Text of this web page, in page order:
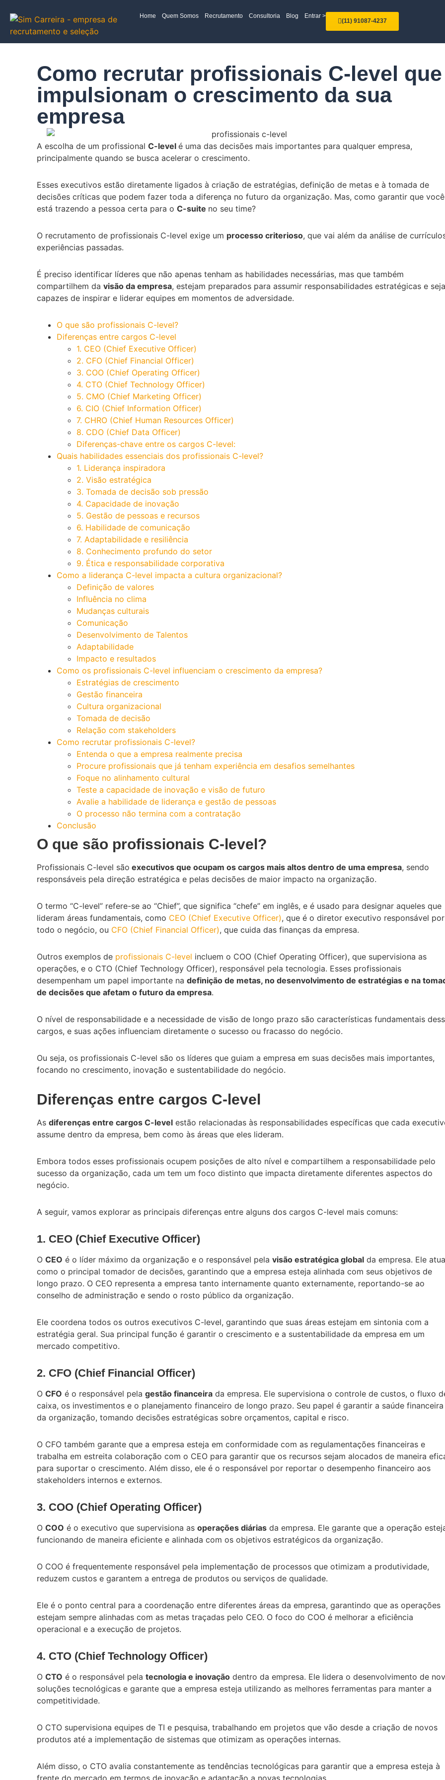
Home Quem Somos Recrutamento Consultoria Blog Entrar >
(11) 91087-4237
Como recrutar profissionais C-level que
impulsionam o crescimento da sua
empresa
A escolha de um profissional C-level é uma das decisões mais importantes para qualquer empresa,
principalmente quando se busca acelerar o crescimento.
Esses executivos estão diretamente ligados à criação de estratégias, definição de metas e à tomada de
decisões críticas que podem fazer toda a diferença no futuro da organização. Mas, como garantir que você
está trazendo a pessoa certa para o C-suite no seu time?
O recrutamento de profissionais C-level exige um processo criterioso, que vai além da análise de
experiências passadas.
É preciso identificar líderes que não apenas tenham as habilidades necessárias, mas que também
compartilhem da visão da empresa, estejam preparados para assumir responsabilidades estratégicas e
capazes de inspirar e liderar equipes em momentos de adversidade.
O que são profissionais C-level?
Diferenças entre cargos C-level
1. CEO (Chief Executive Officer)
2. CFO (Chief Financial Officer)
3. COO (Chief Operating Officer)
4. CTO (Chief Technology Officer)
5. CMO (Chief Marketing Officer)
6. CIO (Chief Information Officer)
7. CHRO (Chief Human Resources Officer)
8. CDO (Chief Data Officer)
Diferenças-chave entre os cargos C-level:
Quais habilidades essenciais dos profissionais C-level?
1. Liderança inspiradora
2. Visão estratégica
3. Tomada de decisão sob pressão
4. Capacidade de inovação
5. Gestão de pessoas e recursos
6. Habilidade de comunicação
7. Adaptabilidade e resiliência
8. Conhecimento profundo do setor
9. Ética e responsabilidade corporativa
Como a liderança C-level impacta a cultura organizacional?
Definição de valores
Influência no clima
Mudanças culturais
Comunicação
Desenvolvimento de Talentos
Adaptabilidade
Impacto e resultados
Como os profissionais C-level influenciam o crescimento da empresa?
Estratégias de crescimento
Gestão financeira
Cultura organizacional
Tomada de decisão
Relação com stakeholders
Como recrutar profissionais C-level?
Entenda o que a empresa realmente precisa
Procure profissionais que já tenham experiência em desafios semelhantes
Foque no alinhamento cultural
Teste a capacidade de inovação e visão de futuro
Avalie a habilidade de liderança e gestão de pessoas
O processo não termina com a contratação
Conclusão
O que são profissionais C-level?
Profissionais C-level são executivos que ocupam os cargos mais altos dentro de uma empresa, sendo
responsáveis pela direção estratégica e pelas decisões de maior impacto na organização.
O termo “C-level” refere-se ao “Chief”, que significa “chefe” em inglês, e é usado para designar aqueles que
lideram áreas fundamentais, como CEO (Chief Executive Officer), que é o diretor executivo responsável por
todo o negócio, ou CFO (Chief Financial Officer), que cuida das finanças da empresa.
Outros exemplos deprofissionais C-level incluem o COO (Chief Operating Officer), que supervisiona as
operações, e o CTO (Chief Technology Officer), responsável pela tecnologia. Esses profissionais
desempenham um papel importante na definição de metas, no desenvolvimento de estratégias e na
de decisões que afetam o futuro da empresa.
O nível de responsabilidade e a necessidade de visão de longo prazo são características fundamentais
cargos, e suas ações influenciam diretamente o sucesso ou fracasso do negócio.
Ou seja, os profissionais C-level são os líderes que guiam a empresa em suas decisões mais importantes,
focando no crescimento, inovação e sustentabilidade do negócio.
Diferenças entre cargos C-level
As diferenças entre cargos C-levelestão relacionadas às responsabilidades específicas que cada
assume dentro da empresa, bem como às áreas que eles lideram.
Embora todos esses profissionais ocupem posições de alto nível e compartilhem a responsabilidade pelo
sucesso da organização, cada um tem um foco distinto que impacta diretamente diferentes aspectos do
negócio.
A seguir, vamos explorar as principais diferenças entre alguns dos cargos C-level mais comuns:
1. CEO (Chief Executive Officer)
O CEO é o líder máximo da organização e o responsável pela visão estratégica globalda empresa. Ele atua
como o principal tomador de decisões, garantindo que a empresa esteja alinhada com seus objetivos de
longo prazo. O CEO representa a empresa tanto internamente quanto externamente, reportando-se ao
conselho de administração e sendo o rosto público da organização.
Ele coordena todos os outros executivos C-level, garantindo que suas áreas estejam em sintonia com a
estratégia geral. Sua principal função é garantir o crescimento e a sustentabilidade da empresa em um
mercado competitivo.
2. CFO (Chief Financial Officer)
O CFO é o responsável pela gestão financeirada empresa. Ele supervisiona o controle de custos, o fluxo
caixa, os investimentos e o planejamento financeiro de longo prazo. Seu papel é garantir a saúde financeira
da organização, tomando decisões estratégicas sobre orçamentos, capital e risco.
O CFO também garante que a empresa esteja em conformidade com as regulamentações financeiras e
trabalha em estreita colaboração com o CEO para garantir que os recursos sejam alocados de maneira
para suportar o crescimento. Além disso, ele é o responsável por reportar o desempenho financeiro aos
stakeholders internos e externos.
3. COO (Chief Operating Officer)
O COO é o executivo que supervisiona as operações diáriasda empresa. Ele garante que a operação
funcionando de maneira eficiente e alinhada com os objetivos estratégicos da organização.
O COO é frequentemente responsável pela implementação de processos que otimizam a produtividade,
reduzem custos e garantem a entrega de produtos ou serviços de qualidade.
Ele é o ponto central para a coordenação entre diferentes áreas da empresa, garantindo que as operações
estejam sempre alinhadas com as metas traçadas pelo CEO. O foco do COO é melhorar a eficiência
operacional e a execução de projetos.
4. CTO (Chief Technology Officer)
O CTO é o responsável pela tecnologia e inovaçãodentro da empresa. Ele lidera o desenvolvimento de
soluções tecnológicas e garante que a empresa esteja utilizando as melhores ferramentas para manter a
competitividade.
O CTO supervisiona equipes de TI e pesquisa, trabalhando em projetos que vão desde a criação de novos
produtos até a implementação de sistemas que otimizam as operações internas.
Além disso, o CTO avalia constantemente as tendências tecnológicas para garantir que a empresa esteja à
frente do mercado em termos de inovação e adaptação a novas tecnologias.